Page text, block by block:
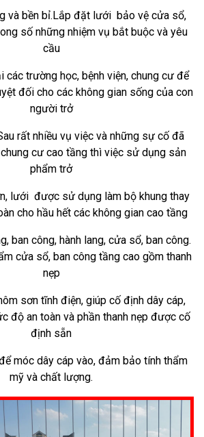
và bền bỉ. Lắp đặt lưới bảo vệ cửa sổ,
số những nhiệm vụ bắt buộc và yêu
cầu
các trường học, bệnh viện, chung cư để
đối cho các không gian sống của con
người trở
rất nhiều vụ việc và những sự cố đã
cư cao tầng thì việc sử dụng sản
phẩm trở
lưới được sử dụng làm bộ khung thay
cho hầu hết các không gian cao tầng
ban công, hành lang, cửa sổ, ban công.
cửa sổ, ban công tầng cao gồm thanh
nẹp
sơn tĩnh điện, giúp cố định dây cáp,
độ an toàn và phần thanh nẹp được cố
định sẵn
móc dây cáp vào, đảm bảo tính thẩm
mỹ và chất lượng.